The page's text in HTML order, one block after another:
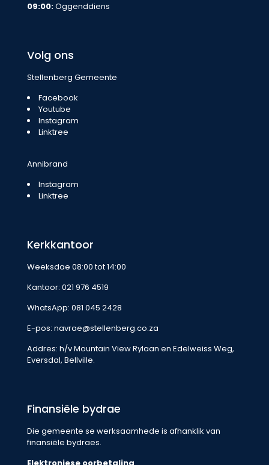
09:00:Oggenddiens
Volg ons
Stellenberg Gemeente
Facebook
Youtube
Instagram
Linktree
Annibrand
Instagram
Linktree
Kerkkantoor
Weeksdae 08:00 tot 14:00
Kantoor: 021 976 4519
WhatsApp: 081 045 2428
E-pos: navrae@stellenberg.co.za
Addres: h/v Mountain View Rylaan en Edelweiss Weg,
Eversdal, Bellville.
Finansiële bydrae
Die gemeente se werksaamhede is afhanklik van
finansiële bydraes.